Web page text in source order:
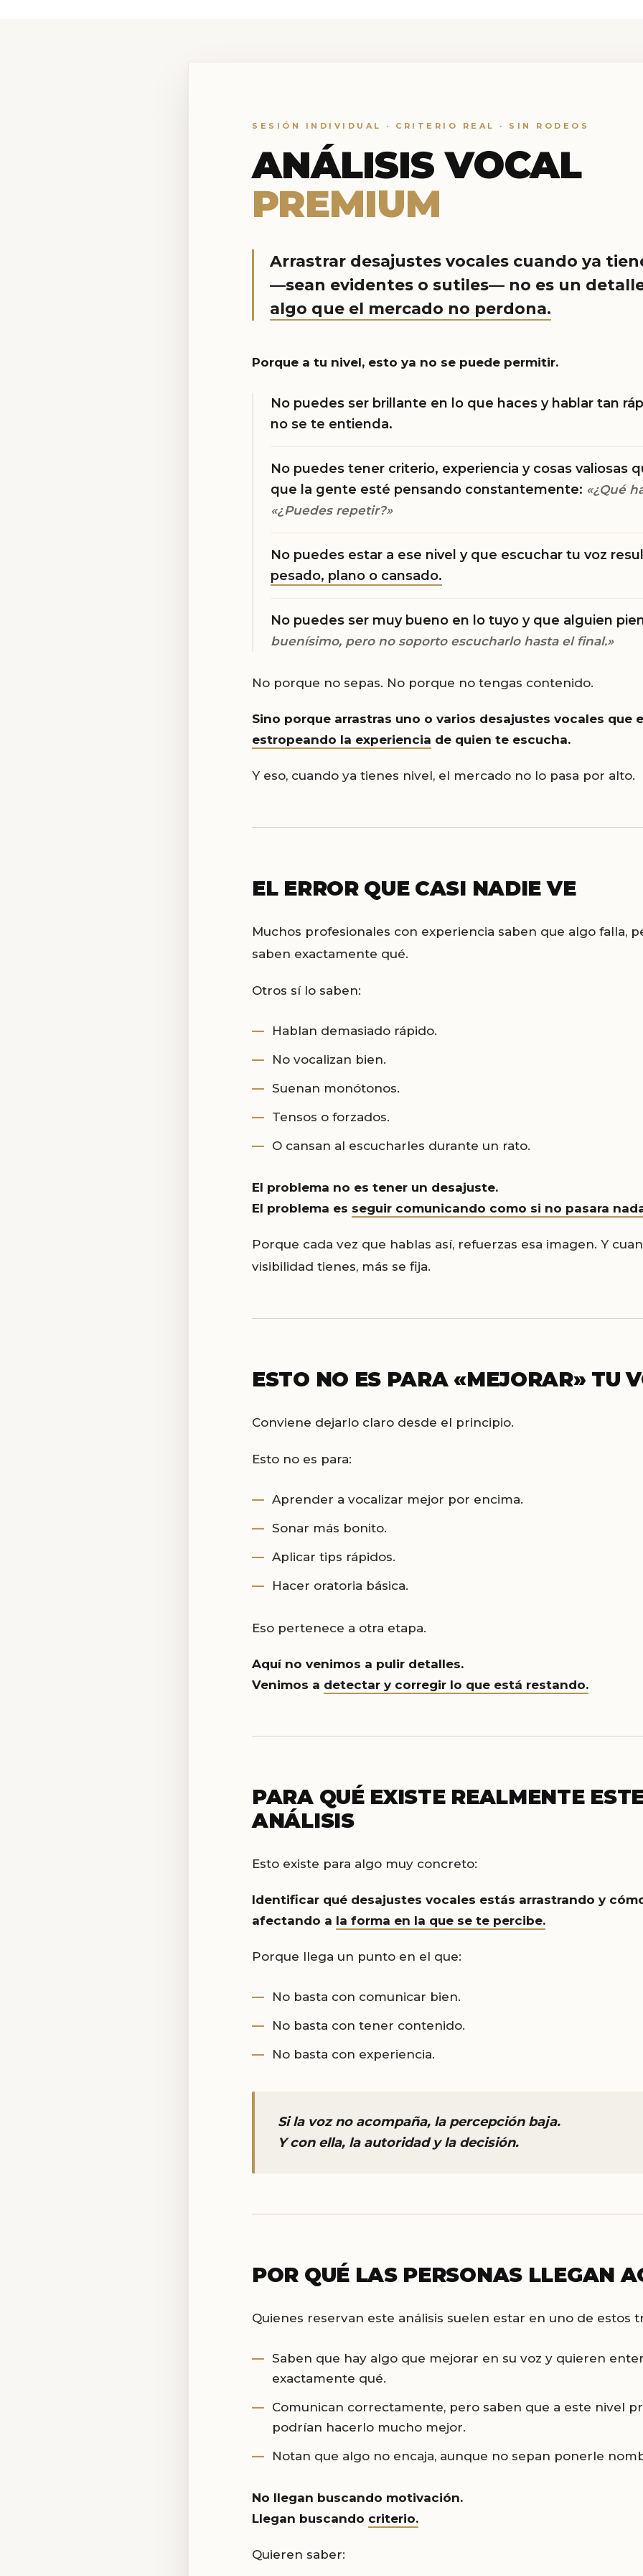
SESIÓN INDIVIDUAL · CRITERIO REAL · SIN RODEOS
ANÁLISIS VOCAL
PREMIUM
Arrastrar desajustes vocales cuando ya
—sean evidentes o sutiles— no es un
algo que el mercado no perdona.
Porque a tu nivel, esto ya no se puede permitir.
No puedes ser brillante en lo que haces y hablar tan
no se te entienda.
No puedes tener criterio, experiencia y cosas valiosas
que la gente esté pensando constantemente: «¿Qué
«¿Puedes repetir?»
No puedes estar a ese nivel y que escuchar tu voz
pesado, plano o cansado.
No puedes ser muy bueno en lo tuyo y que alguien
buenísimo, pero no soporto escucharlo hasta el final.»
No porque no sepas. No porque no tengas contenido.
Sino porque arrastras uno o varios desajustes vocales que
estropeando la experiencia de quien te escucha.
Y eso, cuando ya tienes nivel, el mercado no lo pasa por alto.
EL ERROR QUE CASI NADIE VE
Muchos profesionales con experiencia saben que algo falla,
saben exactamente qué.
Otros sí lo saben:
Hablan demasiado rápido.
No vocalizan bien.
Suenan monótonos.
Tensos o forzados.
O cansan al escucharles durante un rato.
El problema no es tener un desajuste.
El problema es seguir comunicando como si no pasara
Porque cada vez que hablas así, refuerzas esa imagen. Y
visibilidad tienes, más se fija.
ESTO NO ES PARA «MEJORAR» TU
Conviene dejarlo claro desde el principio.
Esto no es para:
Aprender a vocalizar mejor por encima.
Sonar más bonito.
Aplicar tips rápidos.
Hacer oratoria básica.
Eso pertenece a otra etapa.
Aquí no venimos a pulir detalles.
Venimos a detectar y corregir lo que está restando.
PARA QUÉ EXISTE REALMENTE
ANÁLISIS
Esto existe para algo muy concreto:
Identificar qué desajustes vocales estás arrastrando y
afectando a la forma en la que se te percibe.
Porque llega un punto en el que:
No basta con comunicar bien.
No basta con tener contenido.
No basta con experiencia.
Si la voz no acompaña, la percepción baja.
Y con ella, la autoridad y la decisión.
POR QUÉ LAS PERSONAS LLEGAN
Quienes reservan este análisis suelen estar en uno de estos
Saben que hay algo que mejorar en su voz y quieren
exactamente qué.
Comunican correctamente, pero saben que a este nivel
podrían hacerlo mucho mejor.
Notan que algo no encaja, aunque no sepan ponerle
No llegan buscando motivación.
Llegan buscando criterio.
Quieren saber: